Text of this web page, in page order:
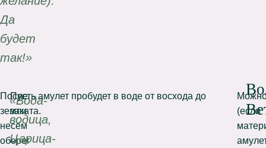
Да
будет
так!»
После
земли
несём
оберег
«Вода-
водица,
Царица-
Пусть амулет пробудет в воде от восхода до
заката.
(если